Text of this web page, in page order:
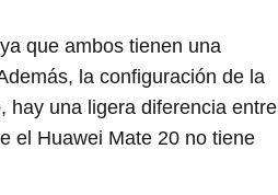
que ambos tienen una
la configuración de la
hay una ligera diferencia entre
el Huawei Mate 20 no tiene